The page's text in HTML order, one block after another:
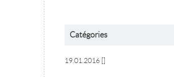
Catégories
19.01.2016 []